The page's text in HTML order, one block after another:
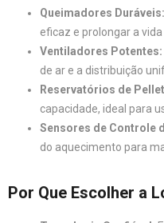
Queimadores Duráveis:
eficaz e prolongar a
Ventiladores Potentes:
de ar e a distribuição
Reservatórios de
capacidade, ideal para
Sensores de Controle
do aquecimento para
Por Que Escolher a